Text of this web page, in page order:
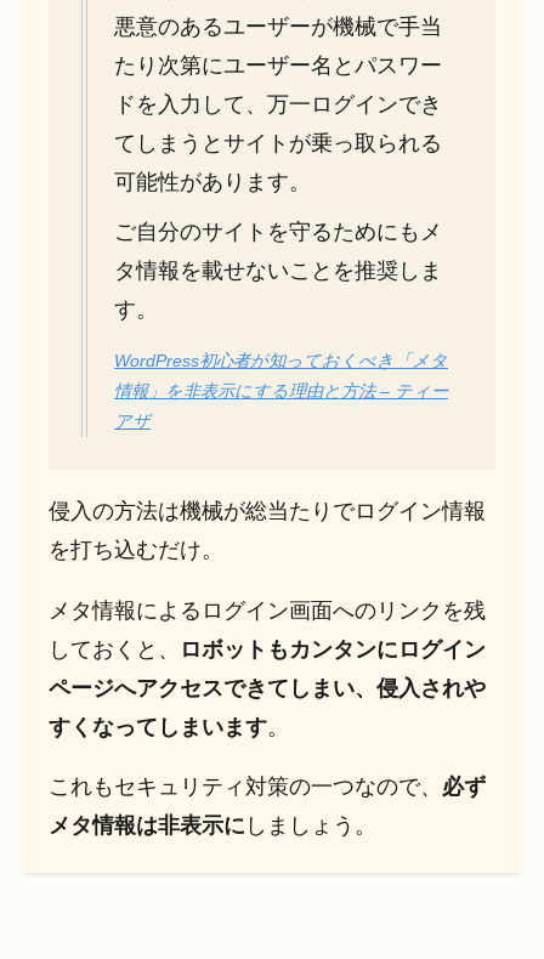
悪意のあるユーザーが機械で手当
たり次第にユーザー名とパスワー
ドを入力して、万一ログインでき
てしまうとサイトが乗っ取られる
可能性があります。
ご自分のサイトを守るためにもメ
タ情報を載せないことを推奨しま
す。
WordPress初心者が知っておくべき「メタ
情報」を非表示にする理由と方法 – ティー
アザ
侵入の方法は機械が総当たりでログイン情報
を打ち込むだけ。
メタ情報によるログイン画面へのリンクを残
しておくと、
ロボットもカンタンにログイン
ページへアクセスできてしまい、侵入されや
すくなってしまいます。
これもセキュリティ対策の一つなので、 必ず
メタ情報は非表示に しましょう。